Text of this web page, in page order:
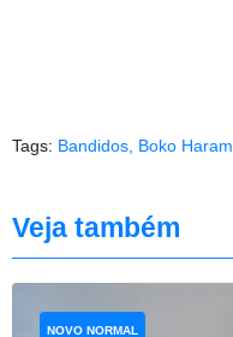
Tags: Bandidos Boko Haram
Veja também
NOVO NORMAL